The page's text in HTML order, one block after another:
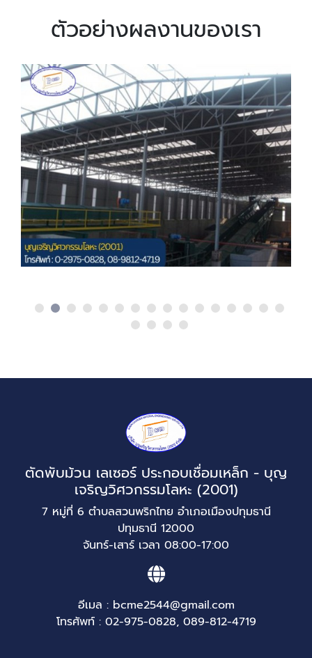
ตัวอย่างผลงานของเรา
ตัดพับม้วน เลเซอร์ ประกอบเชื่อมเหล็ก - บุญ
เจริญวิศวกรรมโลหะ (2001)
7 หมู่ที่ 6 ตำบลสวนพริกไทย อำเภอเมืองปทุมธานี
ปทุมธานี 12000
จันทร์-เสาร์ เวลา 08:00-17:00
อีเมล : bcme2544@gmail.com
โทรศัพท์ : 02-975-0828, 089-812-4719